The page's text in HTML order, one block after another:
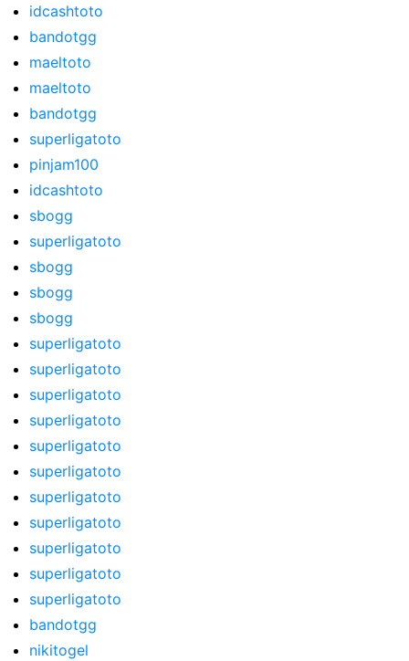
idcashtoto
bandotgg
maeltoto
maeltoto
bandotgg
superligatoto
pinjam100
idcashtoto
sbogg
superligatoto
sbogg
sbogg
sbogg
superligatoto
superligatoto
superligatoto
superligatoto
superligatoto
superligatoto
superligatoto
superligatoto
superligatoto
superligatoto
superligatoto
bandotgg
nikitogel